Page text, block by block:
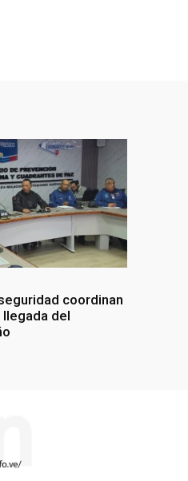
coordinan
del